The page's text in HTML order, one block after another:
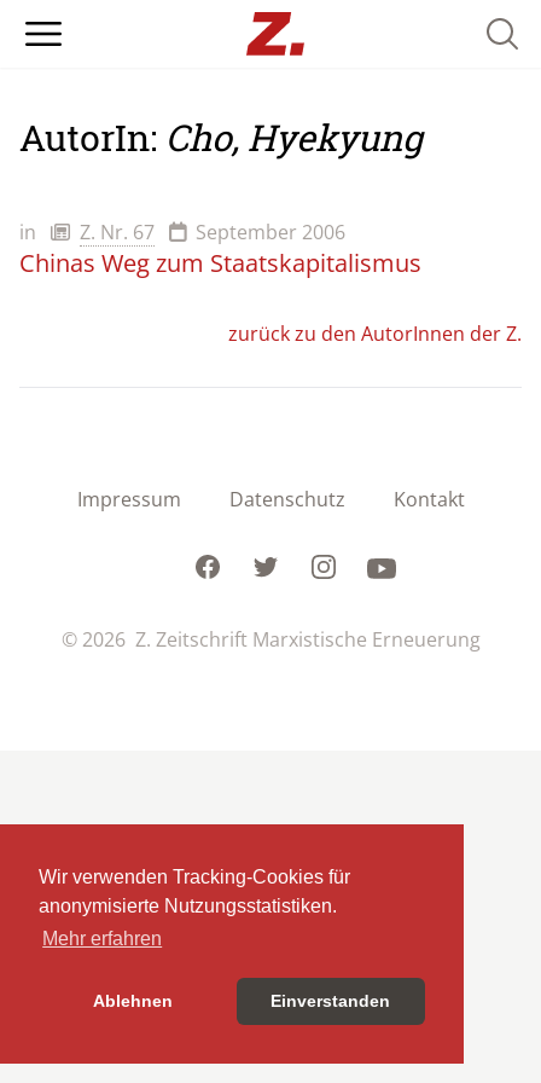
Wir verwenden Tracking-Cookies für
anonymisierte Nutzungsstatistiken.
Mehr erfahren
Ablehnen Einverstanden
AutorIn: Cho, Hyekyung
in Z. Nr. 67 September 2006
Chinas Weg zum Staatskapitalismus
zurück zu den AutorInnen der Z.
Impressum Datenschutz Kontakt
FacebookTwitterInstagramYoutube
© 2026 Z. Zeitschrift Marxistische Erneuerung